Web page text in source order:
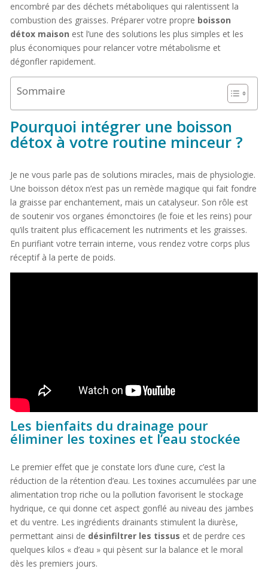
encombré par des déchets métaboliques qui ralentissent la
combustion des graisses. Préparer votre propre boisson
détox maison est l’une des solutions les plus simples et les
plus économiques pour relancer votre métabolisme et
dégonfler rapidement.
Sommaire
Pourquoi intégrer une boisson
détox à votre routine minceur ?
Je ne vous parle pas de solutions miracles, mais de physiologie.
Une boisson détox n’est pas un remède magique qui fait fondre
la graisse par enchantement, mais un catalyseur. Son rôle est
de soutenir vos organes émonctoires (le foie et les reins) pour
qu’ils traitent plus efficacement les nutriments et les graisses.
En purifiant votre terrain interne, vous rendez votre corps plus
réceptif à la perte de poids.
Les bienfaits du drainage pour
éliminer les toxines et l’eau stockée
Le premier effet que je constate lors d’une cure, c’est la
réduction de la rétention d’eau. Les toxines accumulées par une
alimentation trop riche ou la pollution favorisent le stockage
hydrique, ce qui donne cet aspect gonflé au niveau des jambes
et du ventre. Les ingrédients drainants stimulent la diurèse,
permettant ainsi de désinfiltrer les tissus et de perdre ces
quelques kilos « d’eau » qui pèsent sur la balance et le moral
dès les premiers jours.